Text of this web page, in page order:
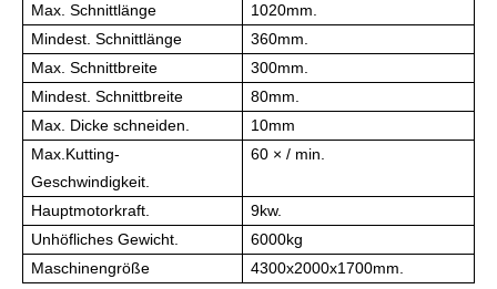
Max. Schnittlänge
1020mm.
Mindest. Schnittlänge
360mm.
Max. Schnittbreite
300mm.
Mindest. Schnittbreite
80mm.
Max. Dicke schneiden.
10mm
Max.Kutting-
Geschwindigkeit.
60 × / min.
Hauptmotorkraft.
9kw.
Unhöfliches Gewicht.
6000kg
Maschinengröße
4300x2000x1700mm.